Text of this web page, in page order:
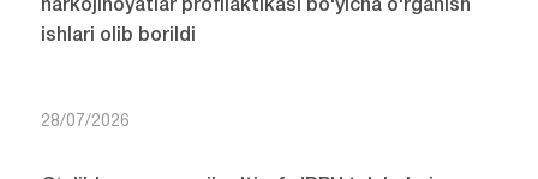
narkojinoyatlar profilaktikasi bo‘yicha o‘rganish
ishlari olib borildi
28/07/2026